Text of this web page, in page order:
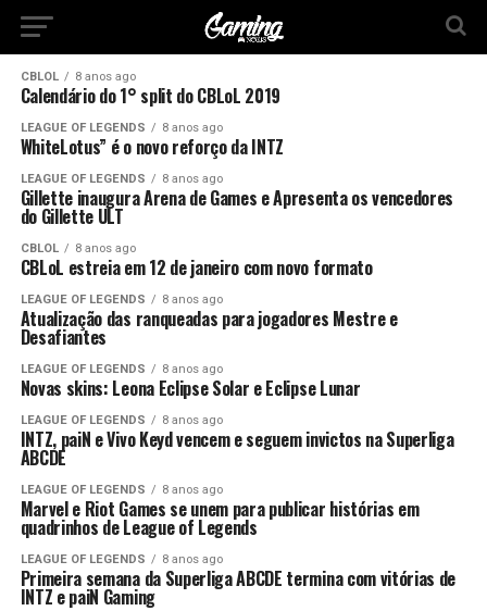
CBLOL 8 anos ago
Calendário do 1° split do CBLoL 2019
LEAGUE OF LEGENDS 8 anos ago
WhiteLotus” é o novo reforço da INTZ
LEAGUE OF LEGENDS 8 anos ago
Gillette inaugura Arena de Games e Apresenta os vencedores
do Gillette ULT
CBLOL 8 anos ago
CBLoL estreia em 12 de janeiro com novo formato
LEAGUE OF LEGENDS 8 anos ago
Atualização das ranqueadas para jogadores Mestre e
Desafiantes
LEAGUE OF LEGENDS 8 anos ago
Novas skins: Leona Eclipse Solar e Eclipse Lunar
LEAGUE OF LEGENDS 8 anos ago
INTZ, paiN e Vivo Keyd vencem e seguem invictos na Superliga
ABCDE
LEAGUE OF LEGENDS 8 anos ago
Marvel e Riot Games se unem para publicar histórias em
quadrinhos de League of Legends
LEAGUE OF LEGENDS 8 anos ago
Primeira semana da Superliga ABCDE termina com vitórias de
INTZ e paiN Gaming